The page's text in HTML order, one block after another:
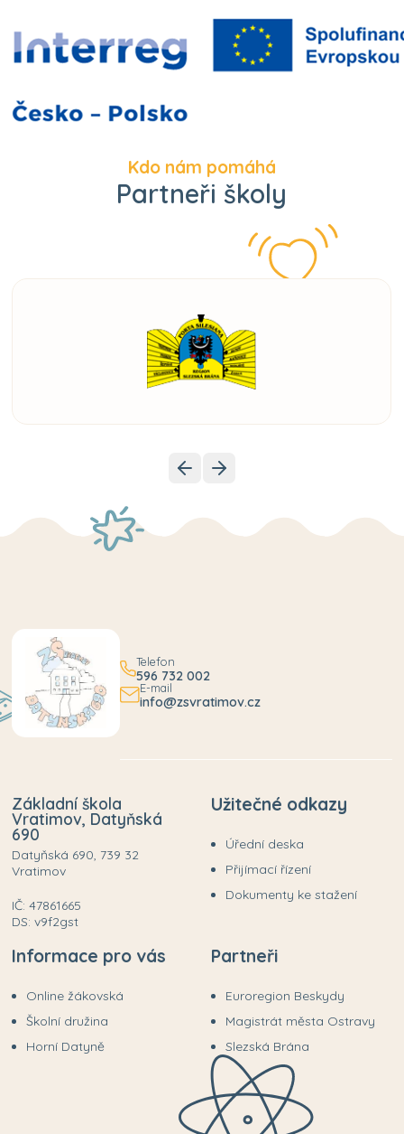
Kdo nám pomáhá
Partneři školy
Telefon
596 732 002
E-mail
info@zsvratimov.cz
Základní škola
Vratimov, Datyňská
690
Datyňská 690, 739 32
Vratimov
IČ: 47861665
DS: v9f2gst
Užitečné odkazy
Úřední deska
Přijímací řízení
Dokumenty ke stažení
Informace pro vás
Online žákovská
Školní družina
Horní Datyně
Partneři
Euroregion Beskydy
Magistrát města Ostravy
Slezská Brána